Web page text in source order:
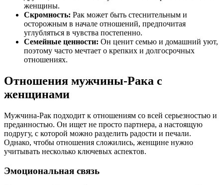
женщины.
Скромность: Рак может быть стеснительным и
осторожным в начале отношений, предпочитая
углубляться в чувства постепенно.
Семейные ценности: Он ценит семью и домашний уют,
поэтому часто мечтает о крепких и долгосрочных
отношениях.
Отношения мужчины-Рака с
женщинами
Мужчина-Рак подходит к отношениям со всей серьезностью и
преданностью. Он ищет не просто партнера, а настоящую
подругу, с которой можно разделить радости и печали.
Однако, чтобы отношения сложились, женщине нужно
учитывать несколько ключевых аспектов.
Эмоциональная связь